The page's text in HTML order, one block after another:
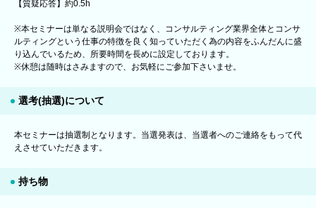
【質疑応答】約0.5h
※本セミナーは単なる説明会ではなく、コンサルティング業界全体とコンサ
ルティングという仕事の特徴を良く知っていただく為の内容をふんだんに盛
り込んでいるため、所要時間を長めに設定しております。
※休憩は随時はさみますので、お気軽にご参加下さいませ。
選考(抽選)について
本セミナーは抽選制となります。当選発表は、当選者へのご連絡をもって代
えさせていただきます。
持ち物